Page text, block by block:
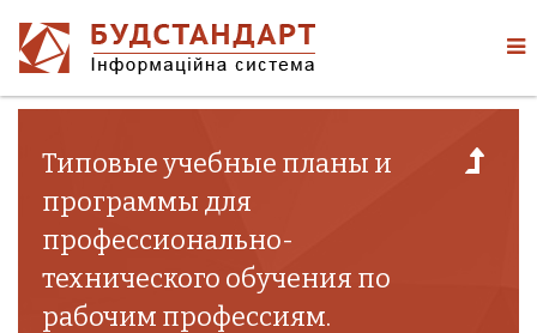
Типовые учебные планы и
программы для
профессионально-
технического обучения по
рабочим профессиям.